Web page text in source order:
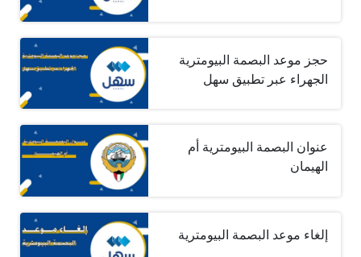
حجز موعد البصمة البيومترية
الجهراء عبر تطبيق سهل
عنوان البصمة البيومترية أم
الهيمان
إلغاء موعد البصمة البيومترية